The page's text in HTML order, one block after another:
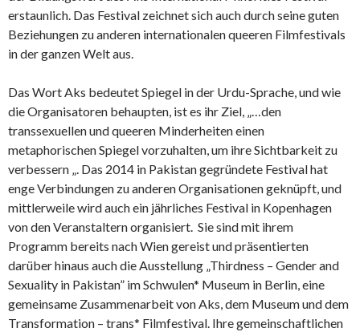
erstaunlich. Das Festival zeichnet sich auch durch seine guten
Beziehungen zu anderen internationalen queeren Filmfestivals
in der ganzen Welt aus.
Das Wort Aks bedeutet Spiegel in der Urdu-Sprache, und wie
die Organisatoren behaupten, ist es ihr Ziel, „…den
transsexuellen und queeren Minderheiten einen
metaphorischen Spiegel vorzuhalten, um ihre Sichtbarkeit zu
verbessern „. Das 2014 in Pakistan gegründete Festival hat
enge Verbindungen zu anderen Organisationen geknüpft, und
mittlerweile wird auch ein jährliches Festival in Kopenhagen
von den Veranstaltern organisiert. Sie sind mit ihrem
Programm bereits nach Wien gereist und präsentierten
darüber hinaus auch die Ausstellung „Thirdness – Gender and
Sexuality in Pakistan” im Schwulen* Museum in Berlin, eine
gemeinsame Zusammenarbeit von Aks, dem Museum und dem
Transformation – trans* Filmfestival. Ihre gemeinschaftlichen